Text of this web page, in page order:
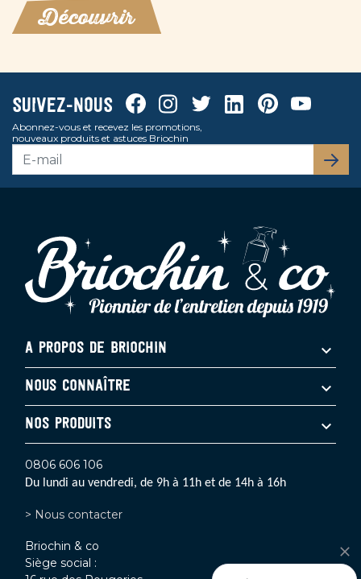
Découvrir
Suivez-nous FacebookInstagramTwitterLinkedinPinterestYoutube
Abonnez-vous et recevez les promotions,
nouveaux produits et astuces Briochin
A PROPOS DE BRIOCHIN
NOUS CONNAÎTRE
NOS PRODUITS
0806 606 106
Du lundi au vendredi, de 9h à 11h et de 14h à 16h
> Nous contacter
Briochin & co
Siège social :